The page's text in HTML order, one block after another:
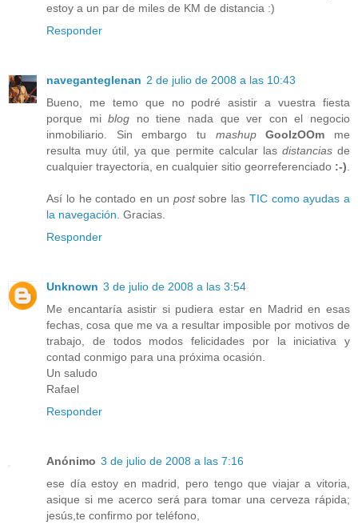
estoy a un par de miles de KM de distancia :)
Responder
naveganteglenan 2 de julio de 2008 a las 10:43
Bueno, me temo que no podré asistir a vuestra fiesta
porque miblog no tiene nada que ver con el negocio
inmobiliario. Sin embargo tu mashup GoolzOOm me
resulta muy útil, ya que permite calcular las distanciasde
cualquier trayectoria, en cualquier sitio georreferenciado :-)
Así lo he contado en un postsobre las TIC como ayudas a
la navegación . Gracias.
Responder
Unknown 3 de julio de 2008 a las 3:54
Me encantaría asistir si pudiera estar en Madrid en esas
fechas, cosa que me va a resultar imposible por motivos de
trabajo, de todos modos felicidades por la iniciativa y
contad conmigo para una próxima ocasión.
Un saludo
Rafael
Responder
Anónimo 3 de julio de 2008 a las 7:16
ese día estoy en madrid, pero tengo que viajar a vitoria,
asique si me acerco será para tomar una cerveza rápida;
jesús,te confirmo por teléfono,